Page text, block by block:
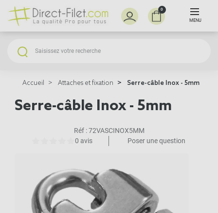
0
MENU
Accueil Attaches et fixation Serre-câble Inox - 5mm
Serre-câble Inox - 5mm
Réf :72VASCINOX5MM
0 avis
Poser une question